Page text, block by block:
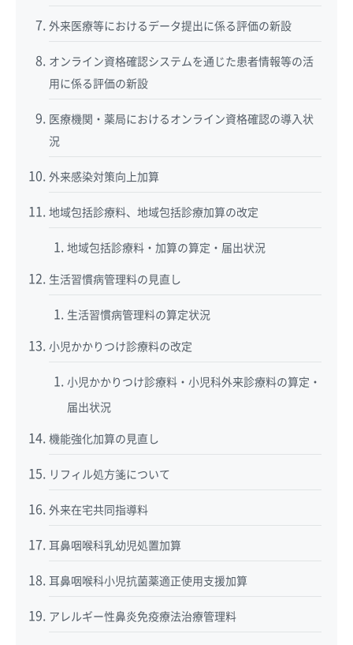
外来医療等におけるデータ提出に係る評価の新設
オンライン資格確認システムを通じた患者情報等の活
用に係る評価の新設
医療機関・薬局におけるオンライン資格確認の導入状
況
外来感染対策向上加算
地域包括診療料、地域包括診療加算の改定
地域包括診療料・加算の算定・届出状況
生活習慣病管理料の見直し
生活習慣病管理料の算定状況
小児かかりつけ診療料の改定
小児かかりつけ診療料・小児科外来診療料の算定・
届出状況
機能強化加算の見直し
リフィル処方箋について
外来在宅共同指導料
耳鼻咽喉科乳幼児処置加算
耳鼻咽喉科小児抗菌薬適正使用支援加算
アレルギー性鼻炎免疫療法治療管理料